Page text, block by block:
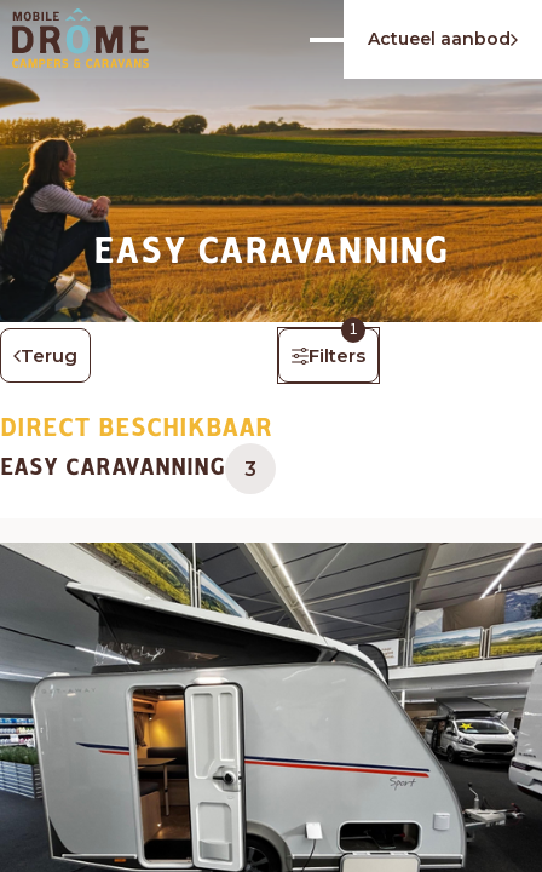
Actueel aanbod
EASY CARAVANNING
Terug Filters
1
DIRECT BESCHIKBAAR
EASY CARAVANNING 3